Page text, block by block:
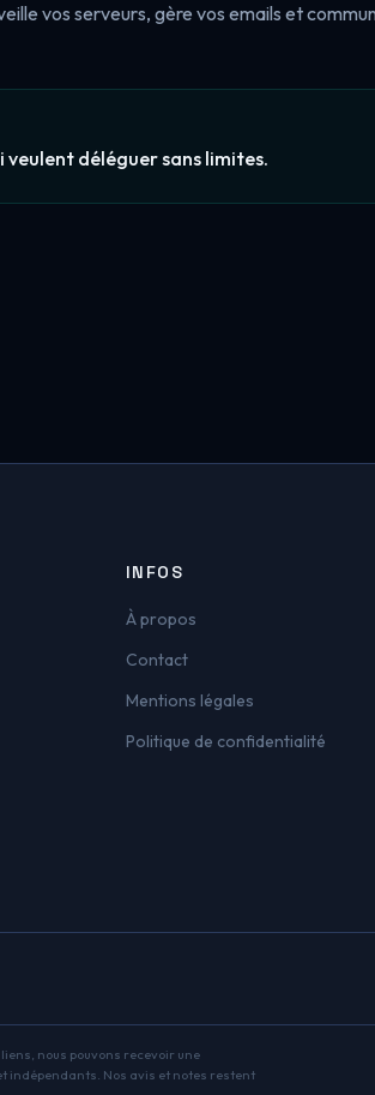
vos serveurs, gère vos emails et
déléguer sans limites.
INFOS
À propos
Contact
Mentions légales
Politique de confidentialité
nous pouvons recevoir une
indépendants. Nos avis et notes restent